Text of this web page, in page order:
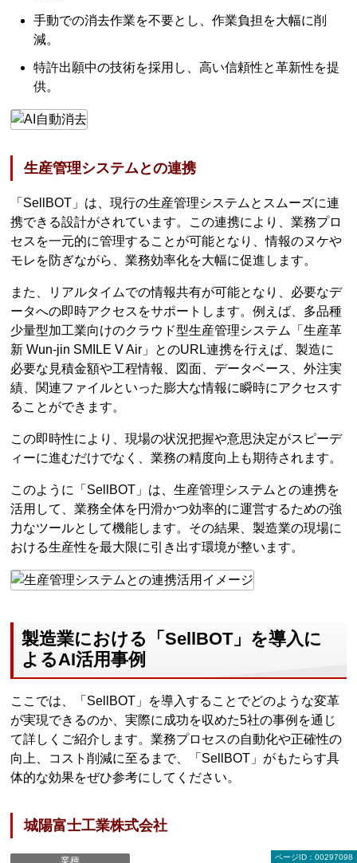
手動での消去作業を不要とし、作業負担を大幅に削
減。
特許出願中の技術を採用し、高い信頼性と革新性を提
供。
生産管理システムとの連携
「SellBOT」は、現行の生産管理システムとスムーズに連
携できる設計がされています。この連携により、業務プロ
セスを一元的に管理することが可能となり、情報のヌケや
モレを防ぎながら、業務効率化を大幅に促進します。
また、リアルタイムでの情報共有が可能となり、必要なデ
ータへの即時アクセスをサポートします。例えば、多品種
少量型加工業向けのクラウド型生産管理システム「生産革
新 Wun-jin SMILE V Air」とのURL連携を行えば、製造に
必要な見積金額や工程情報、図面、データベース、外注実
績、関連ファイルといった膨大な情報に瞬時にアクセスす
ることができます。
この即時性により、現場の状況把握や意思決定がスピーデ
ィーに進むだけでなく、業務の精度向上も期待されます。
このように「SellBOT」は、生産管理システムとの連携を
活用して、業務全体を円滑かつ効率的に運営するための強
力なツールとして機能します。その結果、製造業の現場に
おける生産性を最大限に引き出す環境が整います。
製造業における「SellBOT」を導入に
よるAI活用事例
ここでは、「SellBOT」を導入することでどのような変革
が実現できるのか、実際に成功を収めた5社の事例を通じ
て詳しくご紹介します。業務プロセスの自動化や正確性の
向上、コスト削減に至るまで、「SellBOT」がもたらす具
体的な効果をぜひ参考にしてください。
城陽富士工業株式会社
業種 ページID：00297098